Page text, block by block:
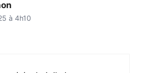
à 4h10